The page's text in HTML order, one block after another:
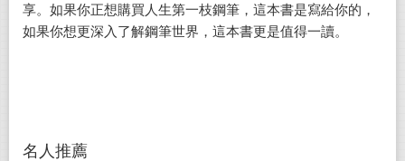
享。如果你正想購買人生第一枝鋼筆，這本書是寫給你的，
如果你想更深入了解鋼筆世界，這本書更是值得一讀。
名人推薦